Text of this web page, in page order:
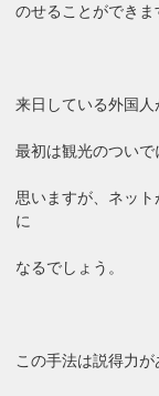
のせることができま
来日している外国人
最初は観光のつい
思いますが、ネッ
に
なるでしょう。
この手法は説得力が